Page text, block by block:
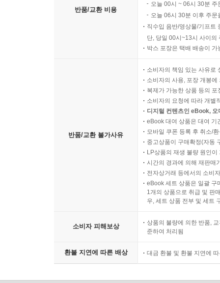
반품/교환 비용
오늘 00시 ~ 06시 30분
오늘 06시 30분 이후 주
직수입 음반/영상물/기프트
단, 당일 00시~13시 사이의
박스 포장은 택배 배송이
반품/교환 불가사유
소비자의 책임 있는 사유로
소비자의 사용, 포장 개봉
복제가 가능한 상품 등의
소비자의 요청에 따라 개별
디지털 컨텐츠인 eBook,
eBook 대여 상품은 대여 기
모바일 쿠폰 등록 후 취소/
중고상품이 구매확정(자동
LP상품의 재생 불량 원인
시간의 경과에 의해 재판매
전자상거래 등에서의 소비
eBook 세트 상품은 일괄 구
1개의 상품으로 취급 및 판
우, 세트 상품 전부 및 세트
소비자 피해보상
상품의 불량에 의한 반품,
준하여 처리됨
환불 지연에 따른 배상 대금 환불 및 환불 지연에